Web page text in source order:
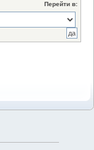
Перейти в: